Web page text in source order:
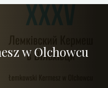
w Olchowcu